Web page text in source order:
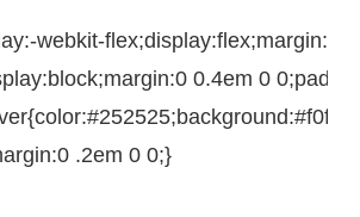
:-webkit-flex;display:flex;margin:
:block;margin:0 0.4em 0 0;
{color:#252525;background:#f0f0f0
:0 .2em 0 0;}